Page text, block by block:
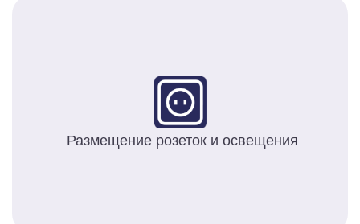
Размещение розеток и освещения